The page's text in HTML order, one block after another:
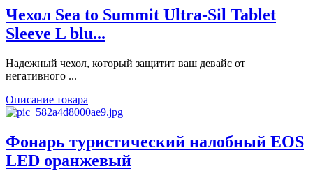
Чехол Sea to Summit Ultra-Sil Tablet
Sleeve L blu...
Надежный чехол, который защитит ваш девайс от
негативного ...
Описание товара
Фонарь туристический налобный EOS
LED оранжевый